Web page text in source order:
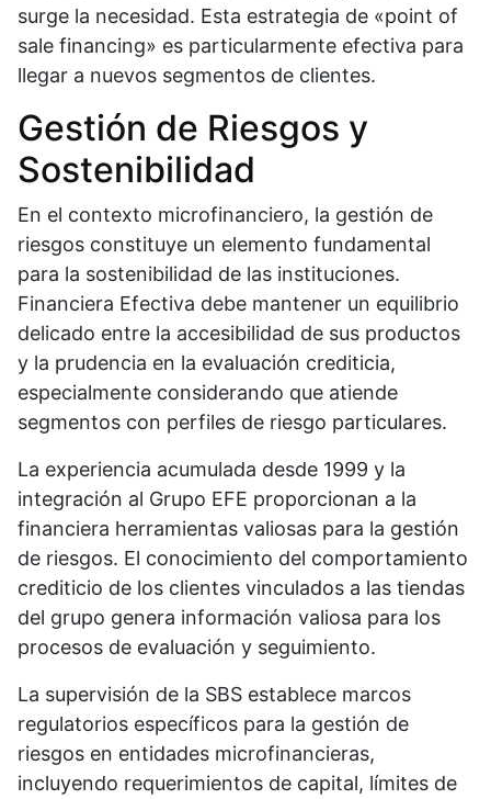
surge la necesidad. Esta estrategia de «point of
sale financing» es particularmente efectiva para
llegar a nuevos segmentos de clientes.
Gestión de Riesgos y
Sostenibilidad
En el contexto microfinanciero, la gestión de
riesgos constituye un elemento fundamental
para la sostenibilidad de las instituciones.
Financiera Efectiva debe mantener un equilibrio
delicado entre la accesibilidad de sus productos
y la prudencia en la evaluación crediticia,
especialmente considerando que atiende
segmentos con perfiles de riesgo particulares.
La experiencia acumulada desde 1999 y la
integración al Grupo EFE proporcionan a la
financiera herramientas valiosas para la gestión
de riesgos. El conocimiento del comportamiento
crediticio de los clientes vinculados a las tiendas
del grupo genera información valiosa para los
procesos de evaluación y seguimiento.
La supervisión de la SBS establece marcos
regulatorios específicos para la gestión de
riesgos en entidades microfinancieras,
incluyendo requerimientos de capital, límites de